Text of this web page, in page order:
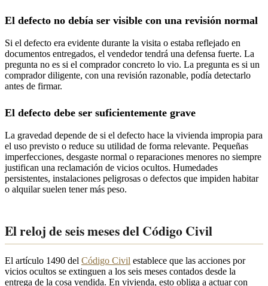
El defecto no debía ser visible con una revisión normal
Si el defecto era evidente durante la visita o estaba reflejado en
documentos entregados, el vendedor tendrá una defensa fuerte. La
pregunta no es si el comprador concreto lo vio. La pregunta es si un
comprador diligente, con una revisión razonable, podía detectarlo
antes de firmar.
El defecto debe ser suficientemente grave
La gravedad depende de si el defecto hace la vivienda impropia para
el uso previsto o reduce su utilidad de forma relevante. Pequeñas
imperfecciones, desgaste normal o reparaciones menores no siempre
justifican una reclamación de vicios ocultos. Humedades
persistentes, instalaciones peligrosas o defectos que impiden habitar
o alquilar suelen tener más peso.
El reloj de seis meses del Código Civil
El artículo 1490 del Código Civil establece que las acciones por
vicios ocultos se extinguen a los seis meses contados desde la
entrega de la cosa vendida. En vivienda, esto obliga a actuar con